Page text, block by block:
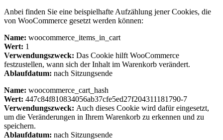
Anbei finden Sie eine beispielhafte Aufzählung jener Cookies, die
von WooCommerce gesetzt werden können:
Name: woocommerce_items_in_cart
Wert: 1
Verwendungszweck: Das Cookie hilft WooCommerce
festzustellen, wann sich der Inhalt im Warenkorb verändert.
Ablaufdatum: nach Sitzungsende
Name: woocommerce_cart_hash
Wert: 447c84f810834056ab37cfe5ed27f204311181790-7
Verwendungszweck: Auch dieses Cookie wird dafür eingesetzt,
um die Veränderungen in Ihrem Warenkorb zu erkennen und zu
speichern.
Ablaufdatum: nach Sitzungsende